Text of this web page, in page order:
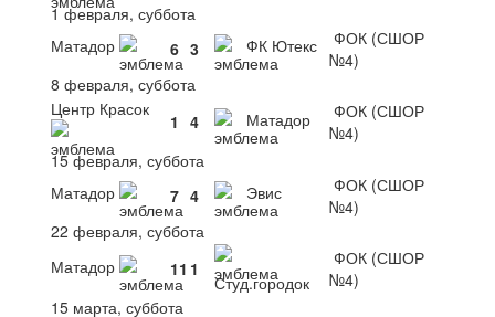
1 февраля, суббота
Матадор
6 3 ФК Ютекс
ФОК (СШОР
№4)
8 февраля, суббота
Центр Красок
1 4 Матадор
ФОК (СШОР
№4)
15 февраля, суббота
Матадор
7 4 Эвис
ФОК (СШОР
№4)
22 февраля, суббота
Матадор
11 1
Студ.городок
ФОК (СШОР
№4)
15 марта, суббота